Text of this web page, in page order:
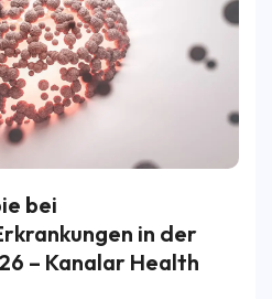
bei
in der
– Kanalar Health